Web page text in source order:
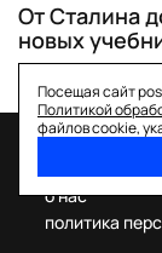
От Сталина
новых
Посещая сайт
Политикой
файлов cookie,
о нас
политика